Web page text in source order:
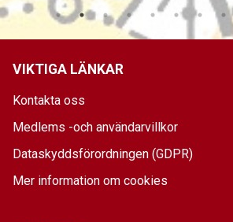
VIKTIGA LÄNKAR
Kontakta oss
Medlems -och användarvillkor
Dataskyddsförordningen (GDPR)
Mer information om cookies